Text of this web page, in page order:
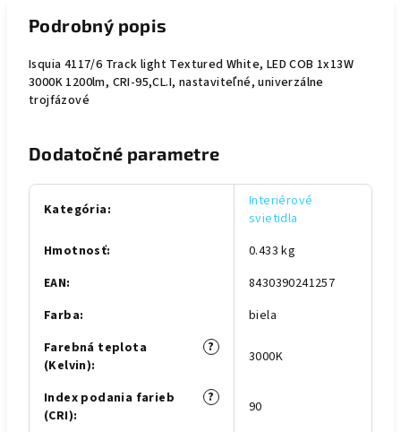
Podrobný popis
Isquia 4117/6 Track light Textured White, LED COB 1x13W
3000K 1200lm, CRI-95,CL.I, nastaviteľné, univerzálne
trojfázové
Dodatočné parametre
Kategória:
Interiérové
svietidla
Hmotnosť:
0.433 kg
EAN:
8430390241257
Farba:
biela
?
Farebná teplota
(Kelvin): 3000K
?
Index podania farieb
(CRI): 90